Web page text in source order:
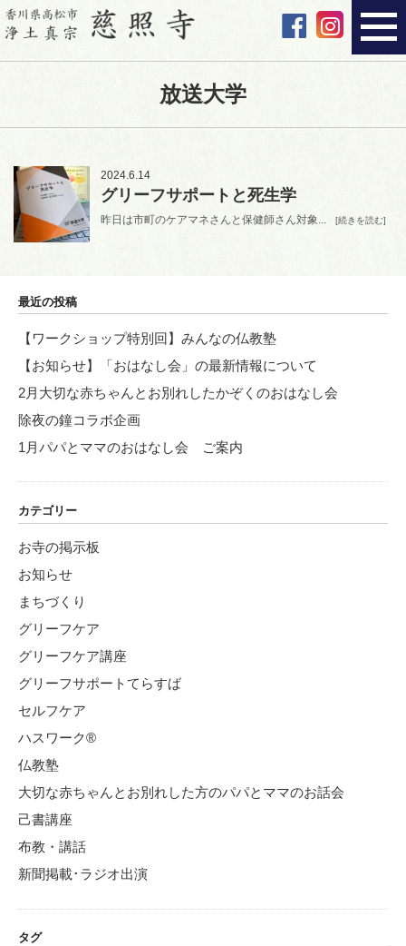
放送大学
2024.6.14
グリーフサポートと死生学
昨日は市町のケアマネさんと保健師さん対象... [続きを読む]
最近の投稿
【ワークショップ特別回】みんなの仏教塾
【お知らせ】「おはなし会」の最新情報について
2月大切な赤ちゃんとお別れしたかぞくのおはなし会
除夜の鐘コラボ企画
1月パパとママのおはなし会 ご案内
カテゴリー
お寺の掲示板
お知らせ
まちづくり
グリーフケア
グリーフケア講座
グリーフサポートてらすば
セルフケア
ハスワーク®
仏教塾
大切な赤ちゃんとお別れした方のパパとママのお話会
己書講座
布教・講話
新聞掲載･ラジオ出演
タグ